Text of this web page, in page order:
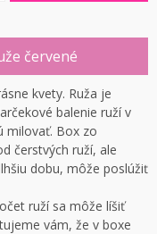
červené
kvety. Ruža je
balenie ruží v
milovať. Box zo
čerstvých ruží, ale
dobu, môže poslúžiť
ruží sa môže líšiť
vám, že v boxe